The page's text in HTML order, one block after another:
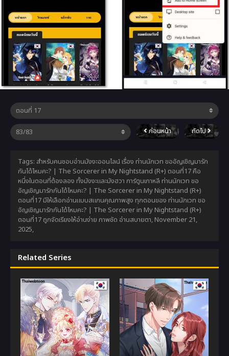
ก่อนหน้า ถัดไป
Tags: สำหรับคนชอบอ่านมังงะออนไลน์ เรื่อง ท่านนักเวท ขออัญเชิญมารัก
กันได้ไหมคะ? | The Sorcerer in My Nightstand (R+) ตอนที่17 คือ
หนึ่งในตอนที่ต้องลอง ทั้งมังงะและมังฮวา การ์ตูนเกาหลี ท่านนักเวท ขอ
อัญเชิญมารักกันได้ไหมคะ? | The Sorcerer in My Nightstand (R+)
ตอนที่17 มีให้เลือกอ่านแบบสแกนคุณภาพสูง ทุกตอนของ ท่านนักเวท ขอ
อัญเชิญมารักกันได้ไหมคะ? | The Sorcerer in My Nightstand (R+)
ตอนที่17 ถูกจัดเรียงให้อ่านง่าย ภาพชัด อ่านสบายตา, November 21,
2025,
Related Series